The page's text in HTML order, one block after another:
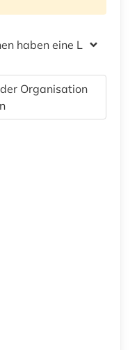
haben eine Lizenz
Organisation